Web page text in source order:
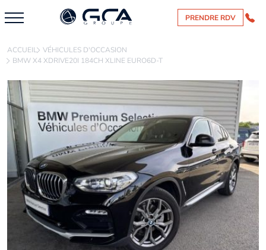
PRENDRE RDV
ACCUEIL VÉHICULES D'OCCASION
BMW X4 XDRIVE20I 184CH XLINE EURO6D-T